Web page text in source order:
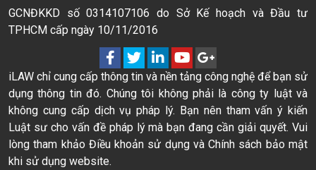
GCNĐKKD số 0314107106 do Sở Kế hoạch và Đầu tư
TPHCM cấp ngày 10/11/2016
iLAW chỉ cung cấp thông tin và nền tảng công nghệ để bạn sử
dụng thông tin đó. Chúng tôi không phải là công ty luật và
không cung cấp dịch vụ pháp lý. Bạn nên tham vấn ý kiến
Luật sư cho vấn đề pháp lý mà bạn đang cần giải quyết. Vui
lòng tham khảo Điều khoản sử dụng và Chính sách bảo mật
khi sử dụng website.